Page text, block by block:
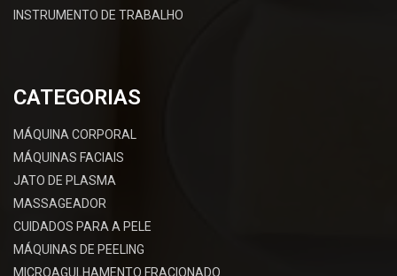
INSTRUMENTO DE TRABALHO
CATEGORIAS
MÁQUINA CORPORAL
MÁQUINAS FACIAIS
JATO DE PLASMA
MASSAGEADOR
CUIDADOS PARA A PELE
MÁQUINAS DE PEELING
MICROAGULHAMENTO FRACIONADO